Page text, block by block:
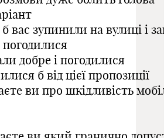
вас зупинили на вулиці і
погодилися
добре і погодилися
б від цієї пропозиції
ви про шкідливість